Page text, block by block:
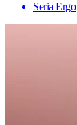
Seria Ergo